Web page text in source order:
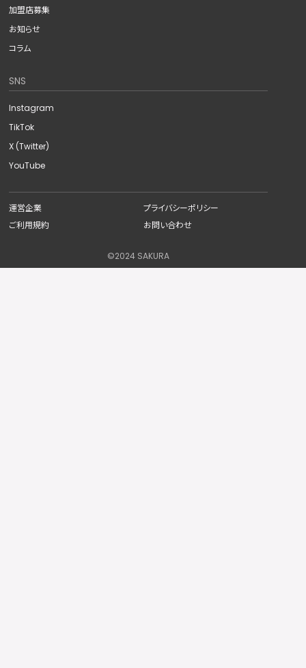
加盟店募集
お知らせ
コラム
SNS
Instagram
TikTok
X (Twitter)
YouTube
運営企業
プライバシーポリシー
ご利用規約
お問い合わせ
©︎2024 SAKURA